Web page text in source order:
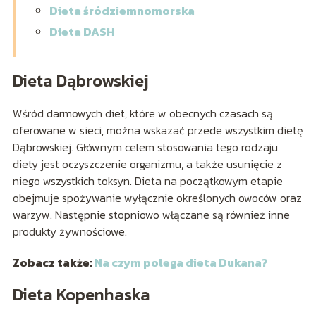
Dieta śródziemnomorska
Dieta DASH
Dieta Dąbrowskiej
Wśród darmowych diet, które w obecnych czasach są
oferowane w sieci, można wskazać przede wszystkim dietę
Dąbrowskiej. Głównym celem stosowania tego rodzaju
diety jest oczyszczenie organizmu, a także usunięcie z
niego wszystkich toksyn. Dieta na początkowym etapie
obejmuje spożywanie wyłącznie określonych owoców oraz
warzyw. Następnie stopniowo włączane są również inne
produkty żywnościowe.
Zobacz także:Na czym polega dieta Dukana?
Dieta Kopenhaska